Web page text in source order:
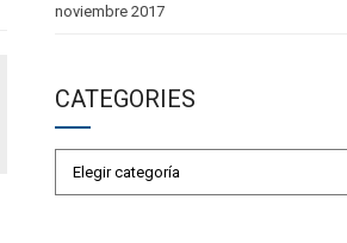
noviembre 2017
CATEGORIES